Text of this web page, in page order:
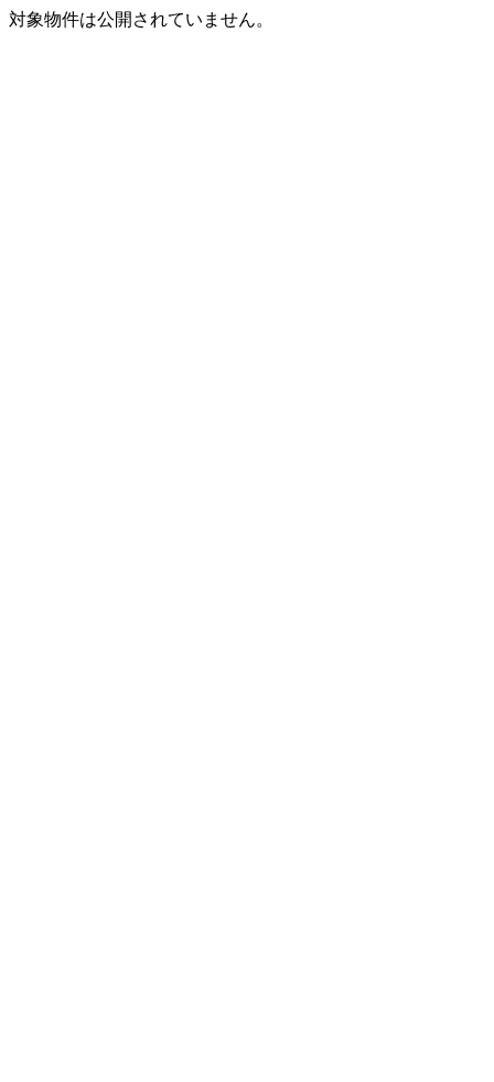
対象物件は公開されていません。